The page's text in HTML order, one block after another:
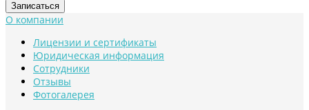
О компании
Лицензии и сертификаты
Юридическая информация
Сотрудники
Отзывы
Фотогалерея